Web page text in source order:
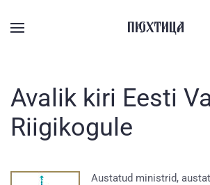
Avalik kiri Eesti
Riigikogule
Austatud ministrid,